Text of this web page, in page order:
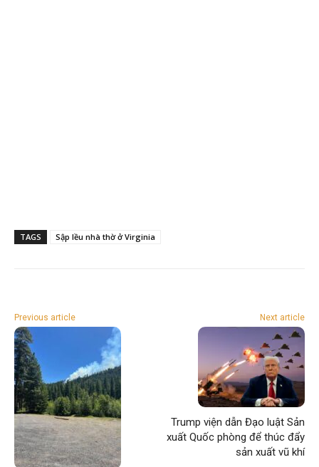
TAGS Sập lều nhà thờ ở Virginia
Previous article Next article
Trump viện dẫn Đạo luật Sản
xuất Quốc phòng để thúc đẩy
sản xuất vũ khí